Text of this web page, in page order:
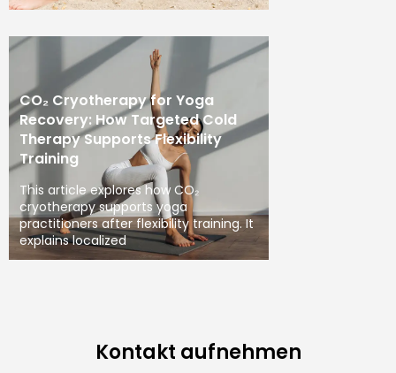
CO₂ Cryotherapy for Yoga
Recovery: How Targeted Cold
Therapy Supports Flexibility
Training
This article explores how CO₂
cryotherapy supports yoga
practitioners after flexibility training. It
explains localized
Kontakt aufnehmen